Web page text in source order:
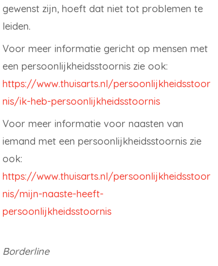
gewenst zijn, hoeft dat niet tot problemen te
leiden.
Voor meer informatie gericht op mensen met
een persoonlijkheidsstoornis zie ook:
https://www.thuisarts.nl/persoonlijkheidsstoor
nis/ik-heb-persoonlijkheidsstoornis
Voor meer informatie voor naasten van
iemand met een persoonlijkheidsstoornis zie
ook:
https://www.thuisarts.nl/persoonlijkheidsstoor
nis/mijn-naaste-heeft-
persoonlijkheidsstoornis
Borderline